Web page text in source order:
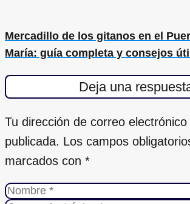
Mercadillo de los gitanos en el
María: guía completa y consejos
Deja una
Tu dirección de correo
publicada. Los campos
marcados con *